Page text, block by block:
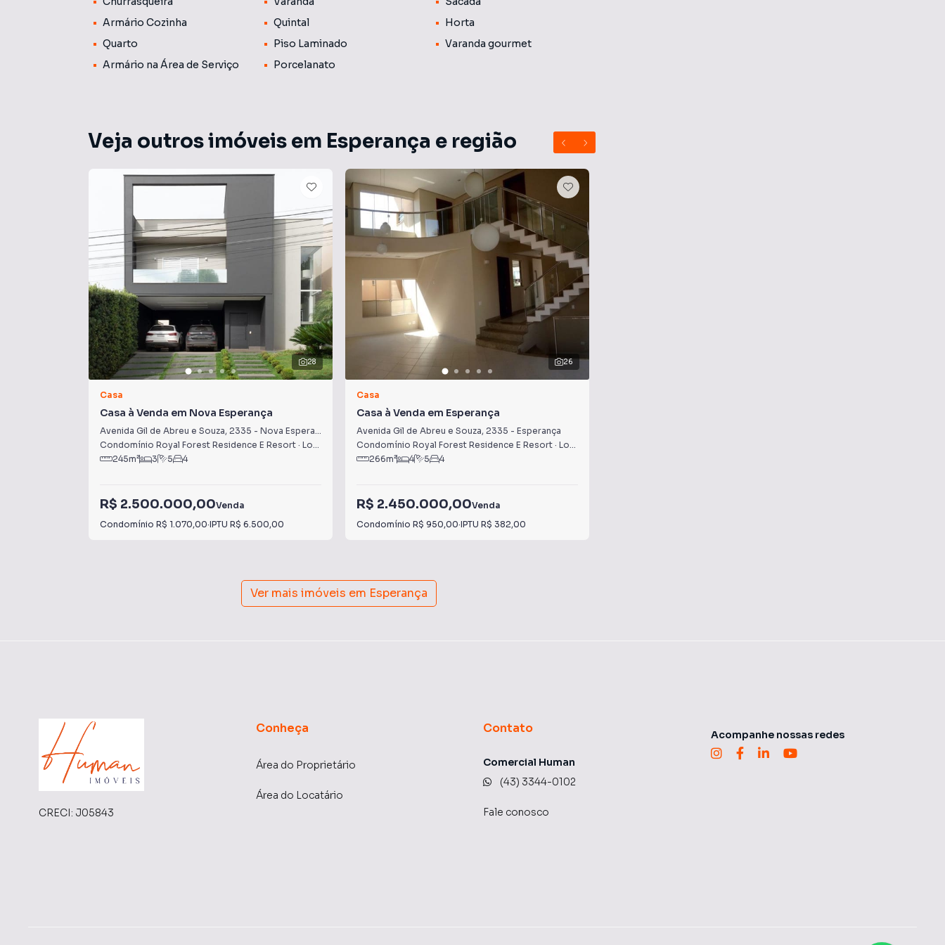
Armário Cozinha
Quintal
Horta
Quarto
Piso Laminado
Varanda gourmet
Armário na Área de Serviço
Porcelanato
Veja outros imóveis em Esperança e região
28
Casa
Casa à Venda em Nova Esperança
Avenida Gil de Abreu e Souza, 2335 - Nova Esperança
Condomínio Royal Forest Residence E Resort · Londrina
245m² 3 5 4
R$ 2.500.000,00Venda
Condomínio R$ 1.070,00·IPTU R$ 6.500,00
26
Casa
Casa à Venda em Esperança
Avenida Gil de Abreu e Souza, 2335 - Esperança
Condomínio Royal Forest Residence E Resort · Londrina
266m² 4 5 4
R$ 2.450.000,00Venda
Condomínio R$ 950,00·IPTU R$ 382,00
Ver mais imóveis em Esperança
CRECI: J05843
Conheça
Área do Proprietário
Área do Locatário
Contato
Comercial Human
(43) 3344-0102
Fale conosco
Acompanhe nossas redes